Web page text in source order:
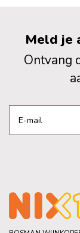
Meld je
Ontvang